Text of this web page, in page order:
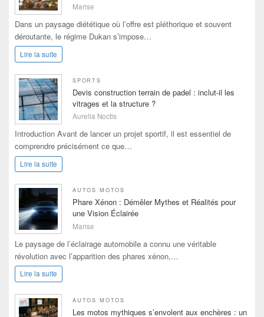
Marise
Dans un paysage diététique où l’offre est pléthorique et souvent
déroutante, le régime Dukan s’impose…
Lire la suite
SPORTS
Devis construction terrain de padel : inclut-il les
vitrages et la structure ?
Aurelia Noctis
Introduction Avant de lancer un projet sportif, il est essentiel de
comprendre précisément ce que…
Lire la suite
AUTOS MOTOS
Phare Xénon : Démêler Mythes et Réalités pour
une Vision Éclairée
Marise
Le paysage de l’éclairage automobile a connu une véritable
révolution avec l’apparition des phares xénon,…
Lire la suite
AUTOS MOTOS
Les motos mythiques s’envolent aux enchères : un